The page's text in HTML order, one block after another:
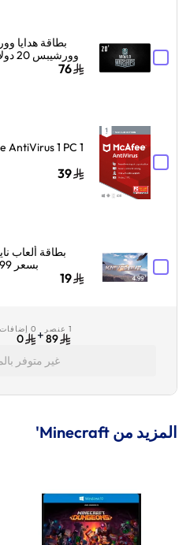
بطاقة هدايا
وورشيبس 20 دولار أسود
76
AntiVirus 1 PC 1
39
بطاقة ألعاب
بسعر 4.99 دولار
19
1 عنصر
89
+ 0 إضافات
0
غير متوفر
المزيد من Minecraft'